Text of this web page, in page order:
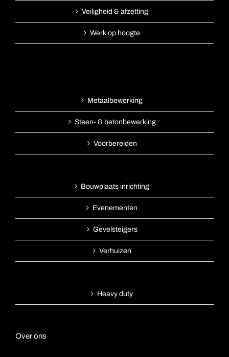
Veiligheid & afzetting
Werk op hoogte
Metaalbewerking
Steen- & betonbewerking
Voorbereiden
Bouwplaats inrichting
Evenementen
Gevelsteigers
Verhuizen
Heavy duty
Over ons